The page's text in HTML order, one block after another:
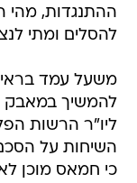
ההתנגדות, מהי
להסלים ומתי
משעל עמד
להמשיך במאבק
ליו"ר הרשות
השיחות על
כי חמאס מוכן